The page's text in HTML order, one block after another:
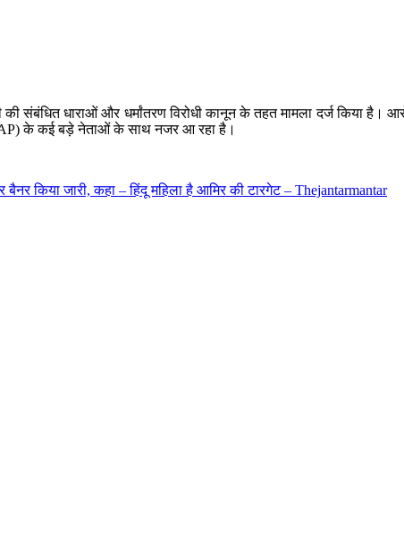
संबंधित धाराओं और धर्मांतरण विरोधी कानून के तहत मामला दर्ज किया है।
के कई बड़े नेताओं के साथ नजर आ रहा है।
किया जारी, कहा – हिंदू महिला है आमिर की टारगेट – Thejantarmantar